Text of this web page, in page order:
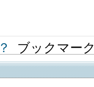
ブックマー